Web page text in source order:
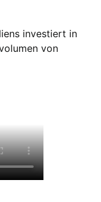
investiert in
von